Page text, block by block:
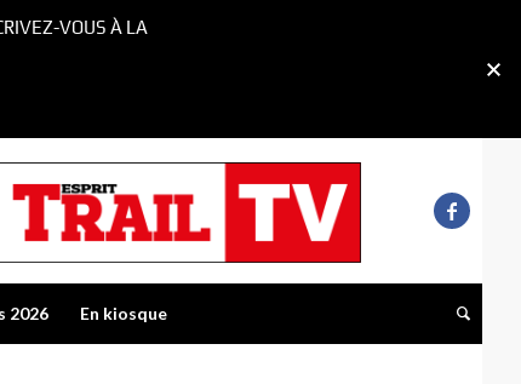
2026 En kiosque
VOUS À LA